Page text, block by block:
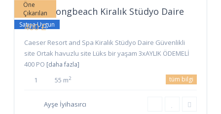
Öne
Çıkarılan
Satışa Uygun
İskele Longbeach Kiralık Stüdyo Daire
400 £
Caeser Resort and Spa Kiralık Stüdyo Daire Güvenlikli
site Ortak havuzlu site Lüks bir yaşam 3xAYLIK ÖDEMELİ
400 PO [daha fazla]
1 55 m2 tüm bilgi
Ayşe İyihasırcı